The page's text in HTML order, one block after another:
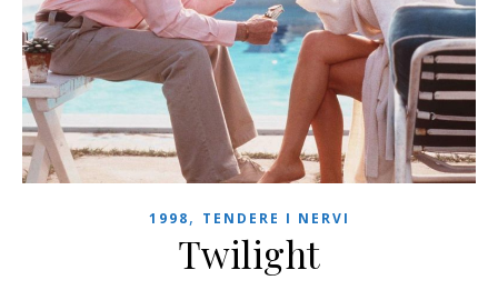
1998, TENDERE I NERVI
Twilight